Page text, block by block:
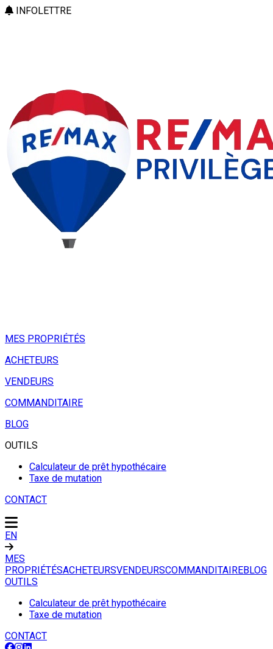
INFOLETTRE
MES PROPRIÉTÉS
ACHETEURS
VENDEURS
COMMANDITAIRE
BLOG
OUTILS
Calculateur de prêt hypothécaire
Taxe de mutation
CONTACT
EN
MES
PROPRIÉTÉSACHETEURSVENDEURSCOMMANDITAIREBLOG
OUTILS
Calculateur de prêt hypothécaire
Taxe de mutation
CONTACT